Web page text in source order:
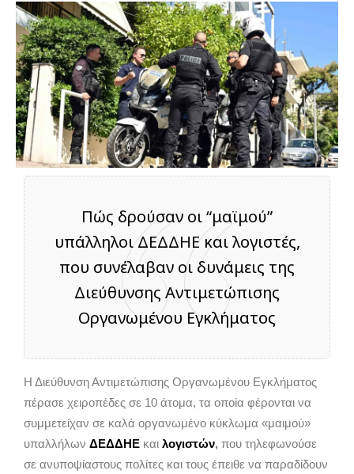
Πώς δρούσαν οι “μαϊμού”
υπάλληλοι ΔΕΔΔΗΕ και λογιστές,
που συνέλαβαν οι δυνάμεις της
Διεύθυνσης Αντιμετώπισης
Οργανωμένου Εγκλήματος
Η Διεύθυνση Αντιμετώπισης Οργανωμένου Εγκλήματος
πέρασε χειροπέδες σε 10 άτομα, τα οποία φέρονται να
συμμετείχαν σε καλά οργανωμένο κύκλωμα «μαιμού»
υπαλλήλων ΔΕΔΔΗΕ και λογιστών, που τηλεφωνούσε
σε ανυποψίαστους πολίτες και τους έπειθε να παραδίδουν